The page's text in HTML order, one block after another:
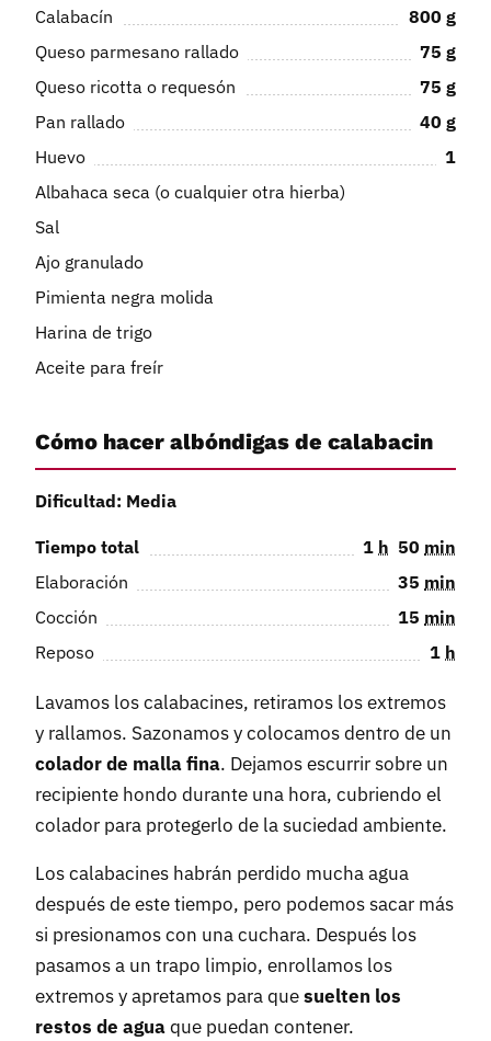
Calabacín 800 g
Queso parmesano rallado
75 g
Queso ricotta o requesón
75 g
Pan rallado
40 g
Huevo
1
Albahaca seca (o cualquier otra hierba)
Sal
Ajo granulado
Pimienta negra molida
Harina de trigo
Aceite para freír
Cómo hacer albóndigas de calabacin
Dificultad: Media
Tiempo total 1 h 50 min
Elaboración
35 min
Cocción
15 min
Reposo
1 h
Lavamos los calabacines, retiramos los extremos
y rallamos. Sazonamos y colocamos dentro de un
colador de malla fina. Dejamos escurrir sobre un
recipiente hondo durante una hora, cubriendo el
colador para protegerlo de la suciedad ambiente.
Los calabacines habrán perdido mucha agua
después de este tiempo, pero podemos sacar más
si presionamos con una cuchara. Después los
pasamos a un trapo limpio, enrollamos los
extremos y apretamos para quesuelten los
restos de aguaque puedan contener.